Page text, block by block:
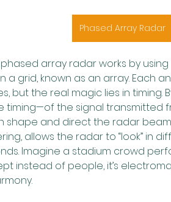
Phased Array Radar
array radar works by
a grid, known as an array. Each
but the real magic lies in timing.
timing—of the signal transmitted
shape and direct the radar
allows the radar to “look” in
Imagine a stadium crowd
instead of people, it’s